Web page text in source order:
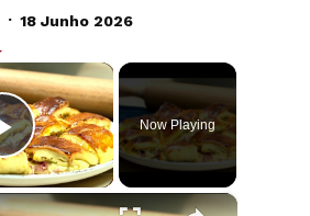
. 18 Junho 2026
×
Play Video
Now Playing
×